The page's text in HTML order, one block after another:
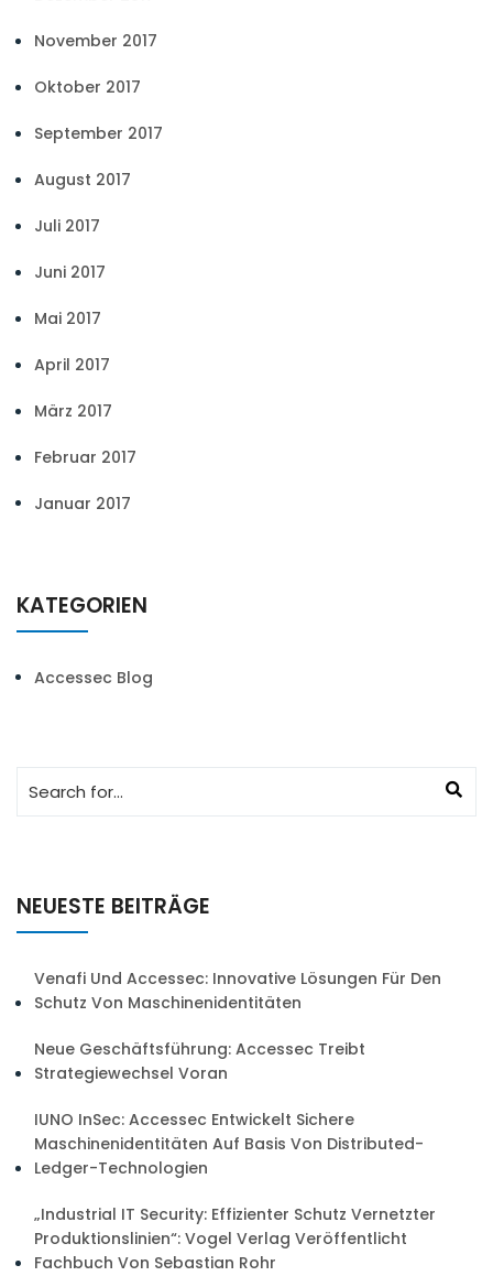
November 2017
Oktober 2017
September 2017
August 2017
Juli 2017
Juni 2017
Mai 2017
April 2017
März 2017
Februar 2017
Januar 2017
KATEGORIEN
Accessec Blog
NEUESTE BEITRÄGE
Venafi Und Accessec: Innovative Lösungen Für Den
Schutz Von Maschinenidentitäten
Neue Geschäftsführung: Accessec Treibt
Strategiewechsel Voran
IUNO InSec: Accessec Entwickelt Sichere
Maschinenidentitäten Auf Basis Von Distributed-
Ledger-Technologien
„Industrial IT Security: Effizienter Schutz Vernetzter
Produktionslinien“: Vogel Verlag Veröffentlicht
Fachbuch Von Sebastian Rohr